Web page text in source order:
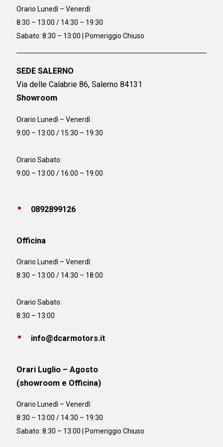
Orario Lunedì – Venerdì:
8:30 – 13:00 / 14:30 – 19:30
Sabato: 8:30 – 13:00 | Pomeriggio Chiuso
SEDE SALERNO
Via delle Calabrie 86, Salerno 84131
Showroom
Orario Lunedì – Venerdì :
9:00 – 13:00 / 15:30 – 19:30
Orario Sabato:
9:00 – 13:00 / 16:00 – 19:00
0892899126
Officina
Orario Lunedì – Venerdì:
8:30 – 13:00 / 14:30 – 18:00
Orario Sabato:
8:30 – 13:00
info@dcarmotors.it
Orari Luglio – Agosto
(showroom e Officina)
Orario Lunedì – Venerdì:
8:30 – 13:00 / 14:30 – 19:30
Sabato: 8:30 – 13:00 | Pomeriggio Chiuso